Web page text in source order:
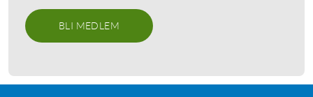
BLI MEDLEM